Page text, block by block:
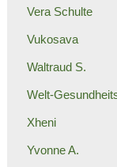
Vera Schulte
Vukosava
Waltraud S.
Welt-
Xheni
Yvonne A.